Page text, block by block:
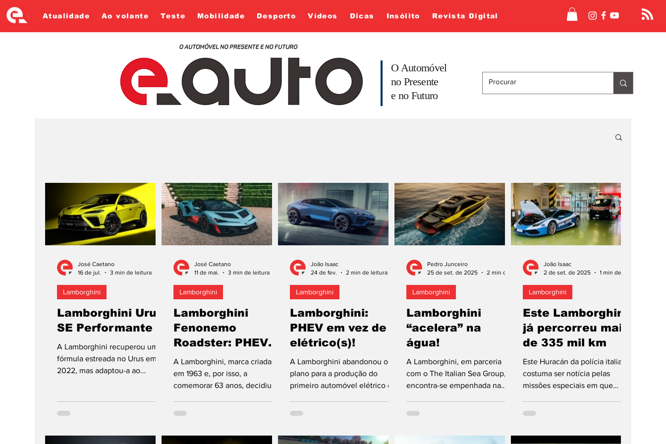
Atualidade Ao volante Teste Mobilidade Desporto Vídeos Dicas Insólito Revista Digital
O Automóvel
no Presente
e no Futuro
Lamborghini Urus
SE Performante
A Lamborghini recuperou uma
fórmula estreada no Urus em
2022, mas adaptou-a ao
o novo Performante,
potência e binário (12 cv e 50
Lamborghini
José Caetano
16 de jul.
3 min de leitura
Lamborghini
Fenonemo
Roadster: PHEV
com 1080 cv
A Lamborghini, marca criada
em 1963 e, por isso, a
comemorar 63 anos, decidiu, e
automóvel novo, que integra a
Lamborghini
José Caetano
11 de mai.
3 min de leitura
Lamborghini:
PHEV em vez de
elétrico(s)!
A Lamborghini abandonou o
plano para a produção do
primeiro automóvel elétrico em
britânico “The Times”, que cita
Lamborghini
João Isaac
24 de fev.
2 min de leitura
Lamborghini
“acelera” na
água!
A Lamborghini, em parceria
com o The Italian Sea Group,
encontra-se empenhada na
modelo com lançamento à
Lamborghini
Pedro Junceiro
25 de set. de 2025
Este Lamborghini
já percorreu mais
de 335 mil km
Este Huracán da polícia italiana
costuma ser notícia pelas
missões especiais em que
ter percorrido mais...
Lamborghini
João Isaac
2 de set. de 2025